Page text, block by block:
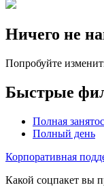
Ничего не
Попробуйте
Быстрые
Полная
Полный день
Корпоративная
Какой соцпакет вы